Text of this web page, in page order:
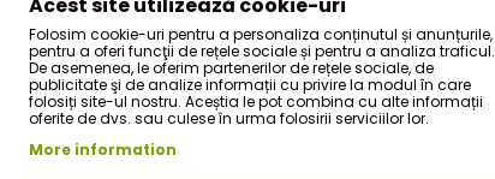
Folosim cookie-uri pentru a personaliza conținutul și anunțurile,
pentru a oferi funcţii de rețele sociale și pentru a analiza traficul.
De asemenea, le oferim partenerilor de rețele sociale, de
publicitate şi de analize informații cu privire la modul în care
folosiți site-ul nostru. Aceștia le pot combina cu alte informații
oferite de dvs. sau culese în urma folosirii serviciilor lor.
More information